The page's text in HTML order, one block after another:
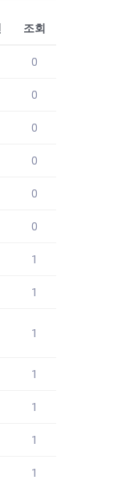
조회
0
0
0
0
0
0
1
1
1
1
1
1
1